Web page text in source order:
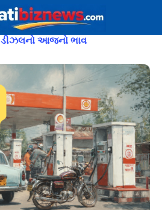
ડીઝલનો આજનો ભાવ